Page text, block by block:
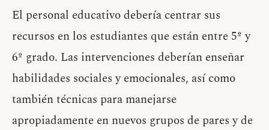
El personal educativo debería centrar sus
recursos en los estudiantes que están entre 5º y
6º grado. Las intervenciones deberían enseñar
habilidades sociales y emocionales, así como
también técnicas para manejarse
apropiadamente en nuevos grupos de pares y de